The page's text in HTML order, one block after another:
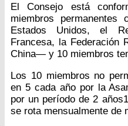
El Consejo está
miembros
Estados Unidos, el
Francesa, la Federación
China— y 10 miembros
Los 10 miembros no
en 5 cada año por la
por un período de 2
se rota mensualmente de